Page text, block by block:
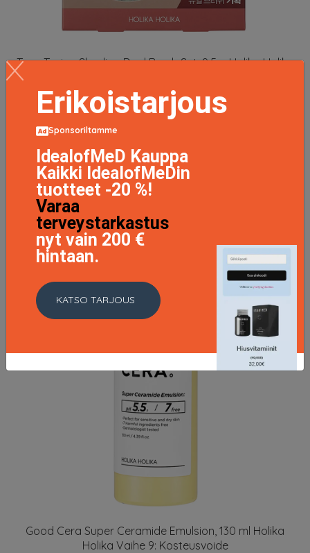
Tone Tuning Shading Dual Brush Set, 9,5 g Holika Holika
16.46 EUR
21.95 EUR
Good Cera Super Ceramide Emulsion, 130 ml Holika
Holika Vaihe 9: Kosteusvoide
Erikoistarjous
Sponsoriltamme
IdealofMeD Kauppa
Kaikki IdealofMeDin
tuotteet -20 %!
Varaa
terveystarkastus
nyt vain 200 €
hintaan.
KATSO TARJOUS